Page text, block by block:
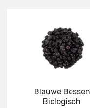
Blauwe Bessen
Biologisch